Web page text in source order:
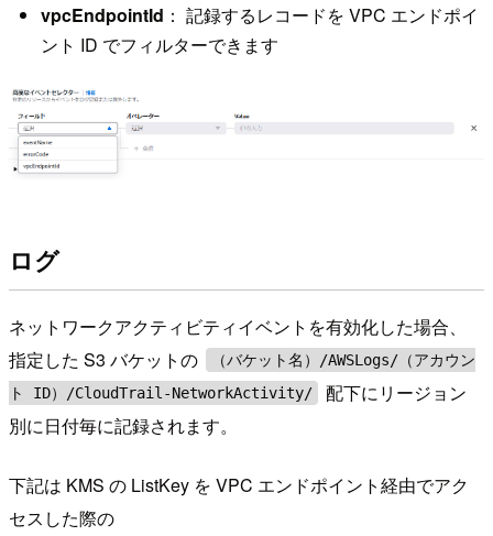
vpcEndpointId ： 記録するレコードを VPC エンドポイ
ント ID でフィルターできます
ログ
ネットワークアクティビティイベントを有効化した場合、
指定した S3 バケットの
（バケット名）/AWSLogs/（アカウン
ト ID）/CloudTrail-NetworkActivity/
配下にリージョン
別に日付毎に記録されます。
下記は KMS の ListKey を VPC エンドポイント経由でアク
セスした際の